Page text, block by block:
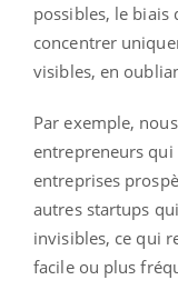
possibles, le biais
concentrer
visibles, en
Par exemple,
entrepreneurs
entreprises
autres startups
invisibles, ce qui
facile ou plus